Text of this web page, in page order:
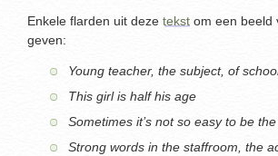
Enkele flarden uit deze tekst om een beeld
geven:
Young teacher, the subject, of
This girl is half his age
Sometimes it’s not so easy to be
Strong words in the staffroom, the